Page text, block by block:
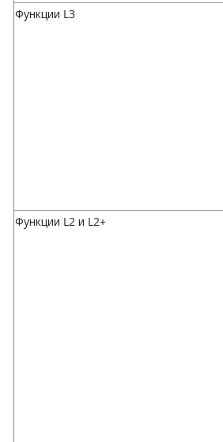
Функции L3
Функции L2 и L2+